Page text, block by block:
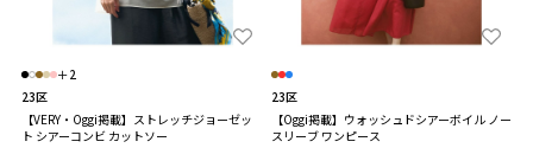
＋2
23区
【VERY・Oggi掲載】ストレッチジョーゼッ
ト シアーコンビ カットソー
23区
【Oggi掲載】ウォッシュドシアーボイル ノー
スリーブ ワンピース